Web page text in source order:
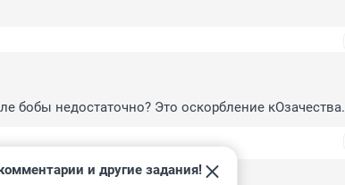
бобы недостаточно? Это оскорбление кОзачества.
и другие задания!